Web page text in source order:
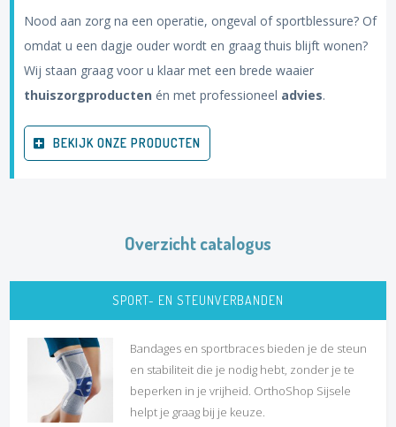
Nood aan zorg na een operatie, ongeval of sportblessure? Of
omdat u een dagje ouder wordt en graag thuis blijft wonen?
Wij staan graag voor u klaar met een brede waaier
thuiszorgproducten én met professioneel advies.
BEKIJK ONZE PRODUCTEN
Overzicht catalogus
SPORT- EN STEUNVERBANDEN
Bandages en sportbraces bieden je de steun
en stabiliteit die je nodig hebt, zonder je te
beperken in je vrijheid. OrthoShop Sijsele
helpt je graag bij je keuze.